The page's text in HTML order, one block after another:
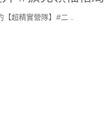
【超精實營隊】#二 …